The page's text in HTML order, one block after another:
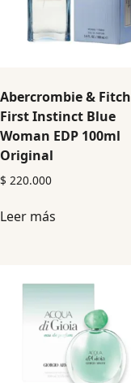
Abercrombie & Fitch
First Instinct Blue
Woman EDP 100ml
Original
$ 220.000
Leer más